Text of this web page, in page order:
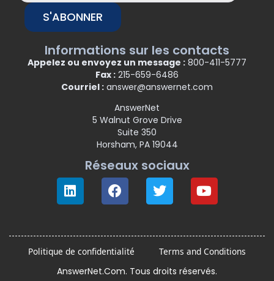
S'ABONNER
Informations sur les contacts
Appelez ou envoyez un message : 800-411-5777
Fax : 215-659-6486
Courriel : answer@answernet.com
AnswerNet
5 Walnut Grove Drive
Suite 350
Horsham, PA 19044
Réseaux sociaux
Politique de confidentialité Terms and Conditions
AnswerNet.Com. Tous droits réservés.